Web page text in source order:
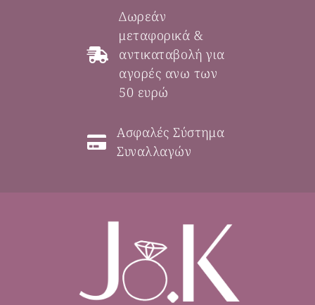
Δωρεάν
μεταφορικά &
αντικαταβολή για
αγορές ανω των
50 ευρώ
Ασφαλές Σύστημα
Συναλλαγών